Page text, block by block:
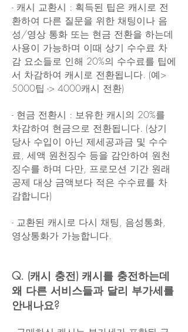
​- 캐시 교환시 : 획득된 팁은 캐시로 전
환하여 다른 질문을 위한 채팅이나 음
성/영상 통화 또는 현금 전환을 하는데
사용이 가능하며 이때 상기 수수료 차
감 요소들로 인해 20%의 수수료를 팁에
서 차감하여 캐시로 전환됩니다. (예>
5000팁 -> 4000캐시 전환)
- 현금 전환시 : 보유한 캐시의 20%를
차감하여 현금으로 전환됩니다. (상기
당사 수입이 아닌 제세공과금 및 수수
료, 세액 원천징수 등을 감안하여 원천
징수를 하며 다만, 프로모션 기간 원래
공제 대상 금액보다 적은 수수료를 차
감합니다)
- 교환된 캐시로 다시 채팅, 음성통화,
영상통화가 가능합니다.​
Q. (캐시 충전) 캐시를 충전하는데
왜 다른 서비스들과 달리 부가세를
안내나요?